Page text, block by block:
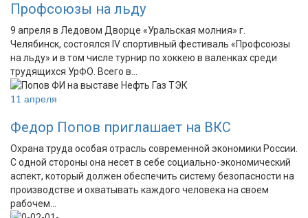
Профсоюзы на льду
9 апреля в Ледовом Дворце «Уральская молния» г.
Челябинск, состоялся IV спортивный фестиваль «Профсоюзы
на льду» и в том числе турнир по хоккею в валенках среди
трудящихся УрФО. Всего в…
11 апреля
Федор Попов приглашает на ВКС
Охрана труда особая отрасль современной экономики России.
С одной стороны она несет в себе социально-экономический
аспект, который должен обеспечить систему безопасности на
производстве и охватывать каждого человека на своем
рабочем…